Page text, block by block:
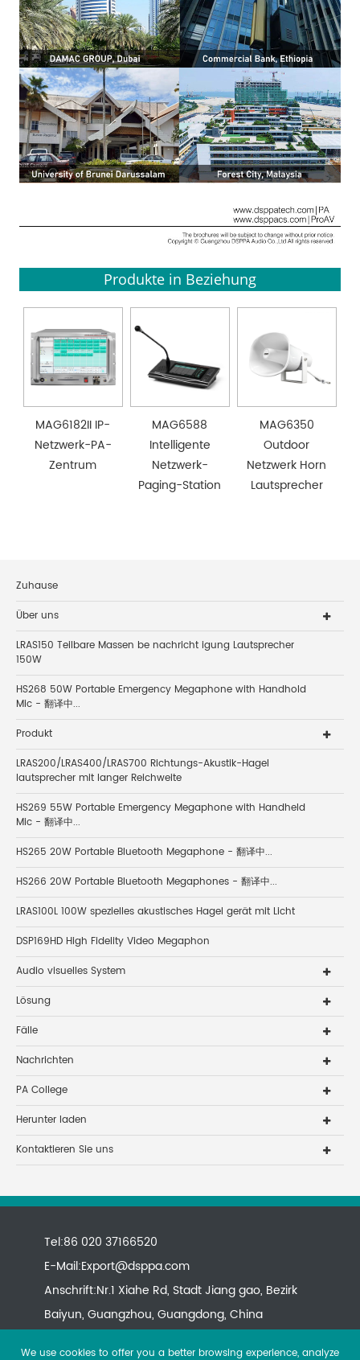
Produkte in Beziehung
MAG6182II IP-
Netzwerk-PA-
Zentrum
MAG6588
Intelligente
Netzwerk-
Paging-Station
MAG6350
Outdoor
Netzwerk Horn
Lautsprecher
Zuhause
Über uns
LRAS150 Teilbare Massen be nachricht igung Lautsprecher
150W
HS268 50W Portable Emergency Megaphone with Handhold
Mic - 翻译中...
Produkt
LRAS200/LRAS400/LRAS700 Richtungs-Akustik-Hagel
lautsprecher mit langer Reichweite
HS269 55W Portable Emergency Megaphone with Handheld
Mic - 翻译中...
HS265 20W Portable Bluetooth Megaphone - 翻译中...
HS266 20W Portable Bluetooth Megaphones - 翻译中...
LRAS100L 100W spezielles akustisches Hagel gerät mit Licht
DSP169HD High Fidelity Video Megaphon
Audio visuelles System
Lösung
Fälle
Nachrichten
PA College
Herunter laden
Kontaktieren Sie uns
Tel:86 020 37166520
E-Mail:Export@dsppa.com
Anschrift:Nr.1 Xiahe Rd, Stadt Jiang gao, Bezirk
Baiyun, Guangzhou, Guangdong, China
We use cookies to offer you a better browsing experience, analyze